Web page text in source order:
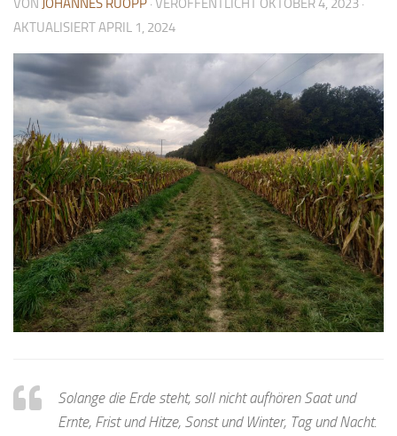
VON JOHANNES RUOPP · VERÖFFENTLICHT OKTOBER 4, 2023 ·
AKTUALISIERTAPRIL 1, 2024
Solange die Erde steht, soll nicht aufhören Saat und
Ernte, Frist und Hitze, Sonst und Winter, Tag und Nacht.